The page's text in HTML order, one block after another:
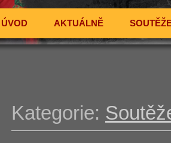
ÚVOD AKTUÁLNĚ
Kategorie: